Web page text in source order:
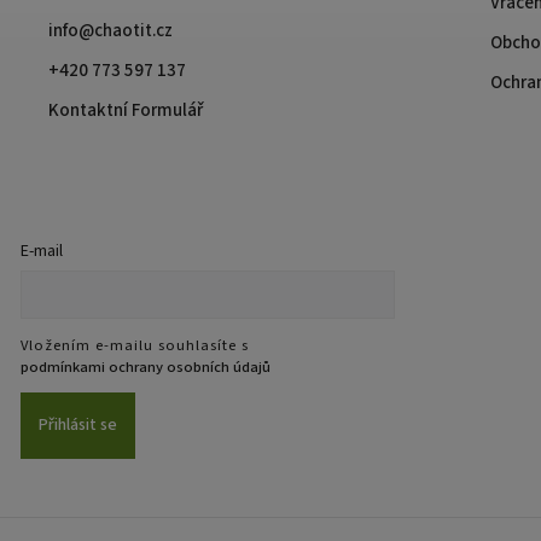
info@chaotit.cz
+420 773 597 137
Kontaktní Formulář
E-mail
Vložením e-mailu souhlasíte s
podmínkami ochrany osobních údajů
Přihlásit se